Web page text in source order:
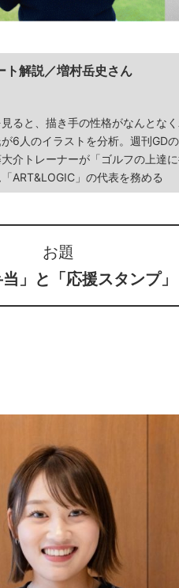
ト解説／増村岳史さん
見ると、描き手の性格がなんとな
6人のイラストを分析。週刊GD
介トレーナーが「ゴルフの上達
ART&LOGIC」の代表を務める
お題
当」と「応援スタンプ」